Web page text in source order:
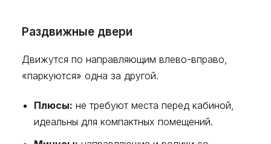
Раздвижные двери
Движутся по направляющим влево-вправо,
«паркуются» одна за другой.
Плюсы: не требуют места перед кабиной,
идеальны для компактных помещений.